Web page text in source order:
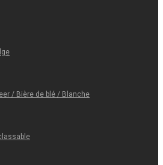
/ Bière de blé / Blanche